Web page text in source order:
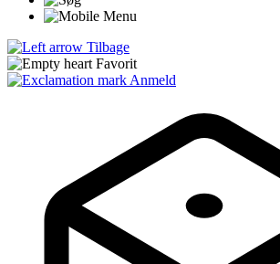
Tilbage
Favorit
Anmeld